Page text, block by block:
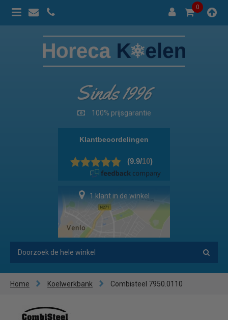
0
Sinds 1996
100% prijsgarantie
1 klant in de winkel
Home Koelwerkbank Combisteel 7950.0110